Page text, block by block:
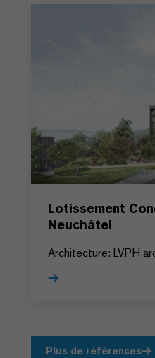
Lotissement
Neuchâtel
Architecture: LVPH
Plus de références